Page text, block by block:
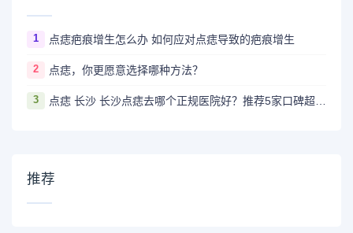
1 点痣疤痕增生怎么办 如何应对点痣导致的疤痕增生
2 点痣，你更愿意选择哪种方法？
3
推荐